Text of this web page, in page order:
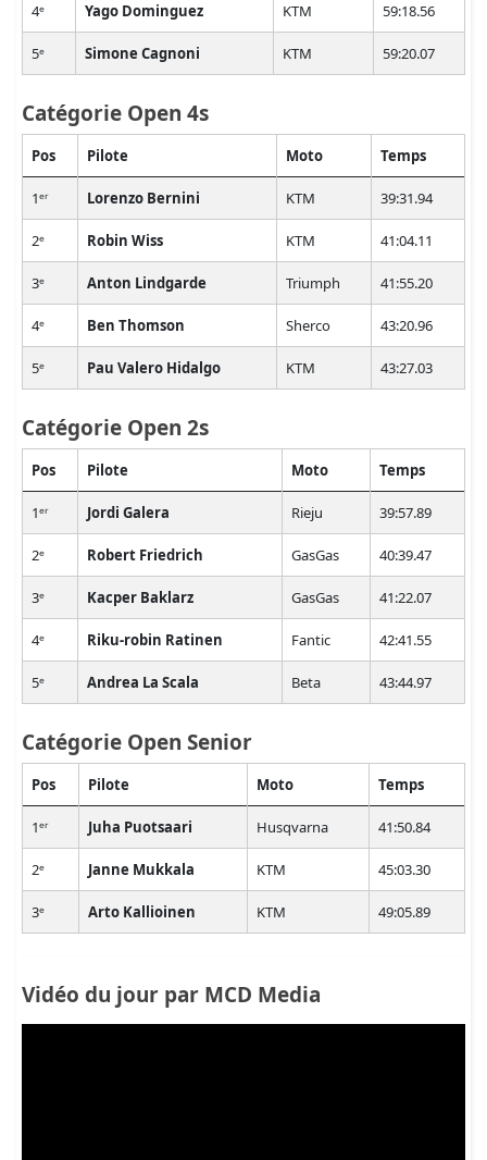
4ᵉ Yago Dominguez KTM 59:18.56
5ᵉ Simone Cagnoni KTM 59:20.07
Catégorie Open 4s
Pos Pilote Moto Temps
1ᵉʳ Lorenzo Bernini KTM 39:31.94
2ᵉ Robin Wiss KTM 41:04.11
3ᵉ Anton Lindgarde Triumph 41:55.20
4ᵉ Ben Thomson Sherco 43:20.96
5ᵉ Pau Valero Hidalgo KTM 43:27.03
Catégorie Open 2s
Pos Pilote Moto Temps
1ᵉʳ Jordi Galera Rieju 39:57.89
2ᵉ Robert Friedrich GasGas 40:39.47
3ᵉ Kacper Baklarz GasGas 41:22.07
4ᵉ Riku-robin Ratinen Fantic 42:41.55
5ᵉ Andrea La Scala Beta 43:44.97
Catégorie Open Senior
Pos Pilote Moto Temps
1ᵉʳ Juha Puotsaari Husqvarna 41:50.84
2ᵉ Janne Mukkala KTM 45:03.30
3ᵉ Arto Kallioinen KTM 49:05.89
Vidéo du jour par MCD Media